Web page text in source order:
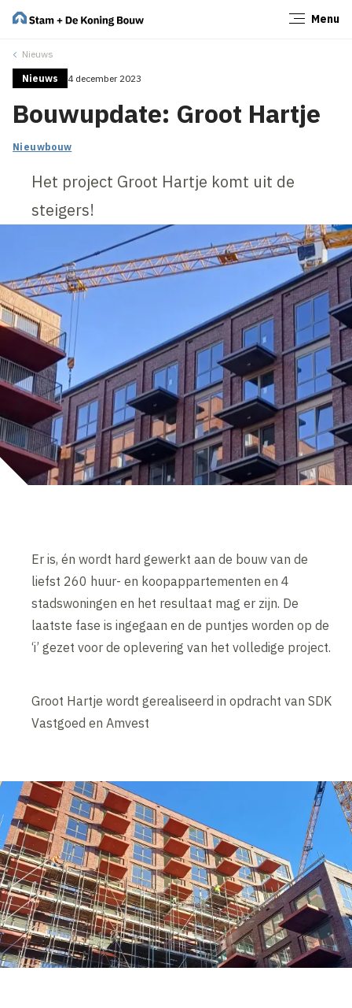
Menu
Nieuws
Nieuws 4 december 2023
Bouwupdate: Groot Hartje
Nieuwbouw
Het project Groot Hartje komt uit de
steigers!
Er is, én wordt hard gewerkt aan de bouw van de
liefst 260 huur- en koopappartementen en 4
stadswoningen en het resultaat mag er zijn. De
laatste fase is ingegaan en de puntjes worden op de
‘i’ gezet voor de oplevering van het volledige project.
Groot Hartje wordt gerealiseerd in opdracht van SDK
Vastgoed en Amvest
Sluiten